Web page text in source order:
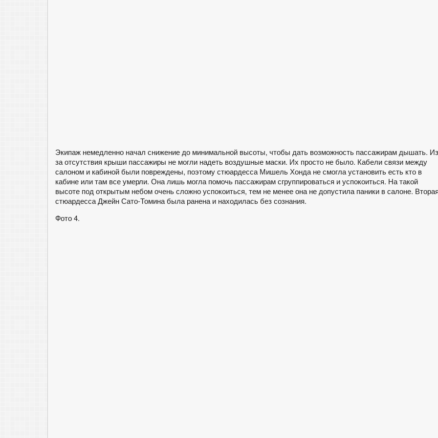
Экипаж немедленно начал снижение до минимальной высоты, чтобы дать возможность пассажирам дышать.
за отсутствия крыши пассажиры не могли надеть воздушные маски. Их просто не было. Кабели связи между
салоном и кабиной были повреждены, поэтому стюардесса Мишель Хонда не смогла установить есть кто в
кабине или там все умерли. Она лишь могла помочь пассажирам сгруппироваться и успокоиться. На такой
высоте под открытым небом очень сложно успокоиться, тем не менее она не допустила паники в салоне.
стюардесса Джейн Сато-Томина была ранена и находилась без сознания.
Фото 4.